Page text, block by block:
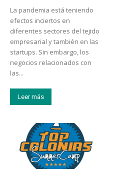
La pandemia está teniendo
efectos inciertos en
diferentes sectores del tejido
empresarial y también en las
startups. Sin embargo, los
negocios relacionados con
las...
Leer más